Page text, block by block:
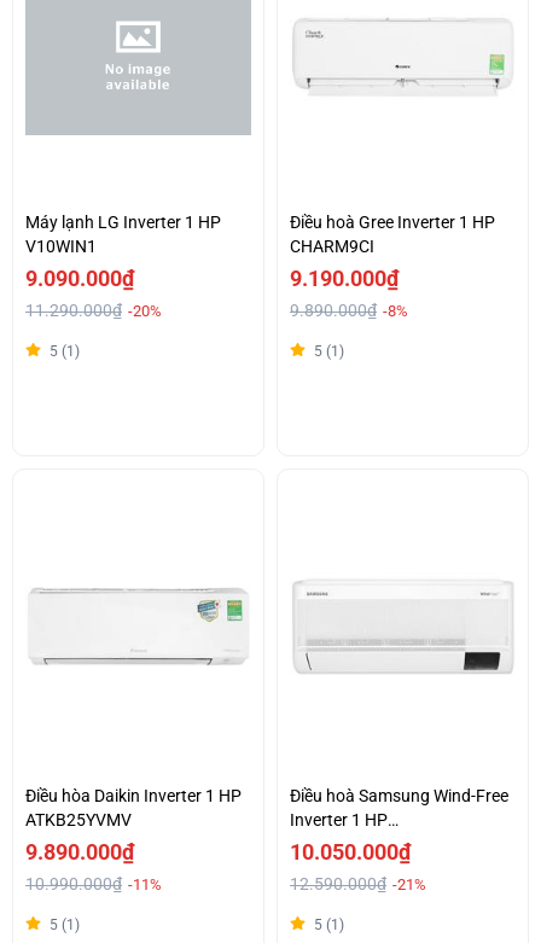
Máy lạnh LG Inverter 1 HP
V10WIN1
9.090.000₫
11.290.000₫ -20%
5 (1)
Điều hoà Gree Inverter 1 HP
CHARM9CI
9.190.000₫
9.890.000₫ -8%
5 (1)
Điều hòa Daikin Inverter 1 HP
ATKB25YVMV
9.890.000₫
10.990.000₫ -11%
5 (1)
Điều hoà Samsung Wind-Free
Inverter 1 HP
AR10CYFAAWKNSV
10.050.000₫
12.590.000₫ -21%
5 (1)